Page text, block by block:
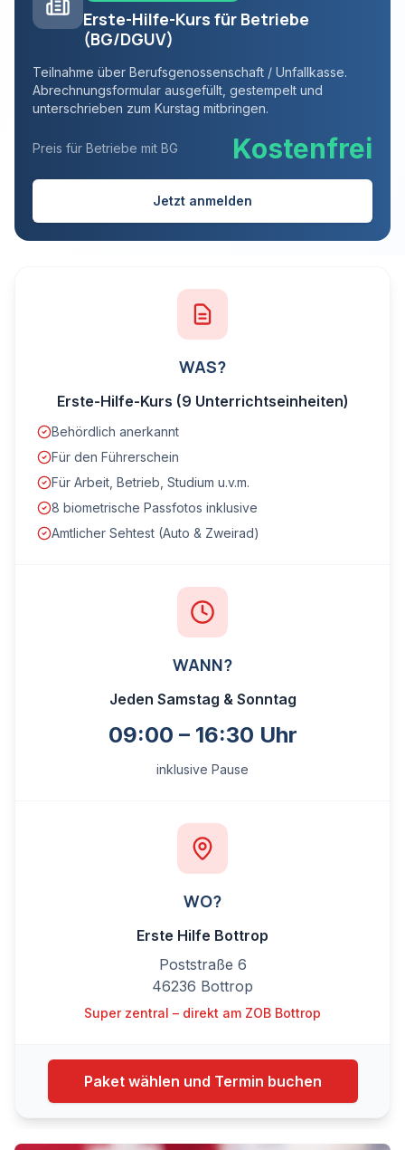
Erste-Hilfe-Kurs für Betriebe
(BG/DGUV)
Teilnahme über Berufsgenossenschaft / Unfallkasse.
Abrechnungsformular ausgefüllt, gestempelt und
unterschrieben zum Kurstag mitbringen.
Preis für Betriebe mit BG Kostenfrei
Jetzt anmelden
WAS?
Erste-Hilfe-Kurs (9 Unterrichtseinheiten)
Behördlich anerkannt
Für den Führerschein
Für Arbeit, Betrieb, Studium u.v.m.
8 biometrische Passfotos inklusive
Amtlicher Sehtest (Auto & Zweirad)
WANN?
Jeden Samstag & Sonntag
09:00 – 16:30 Uhr
inklusive Pause
WO?
Erste Hilfe Bottrop
Poststraße 6
46236 Bottrop
Super zentral – direkt am ZOB Bottrop
Paket wählen und Termin buchen